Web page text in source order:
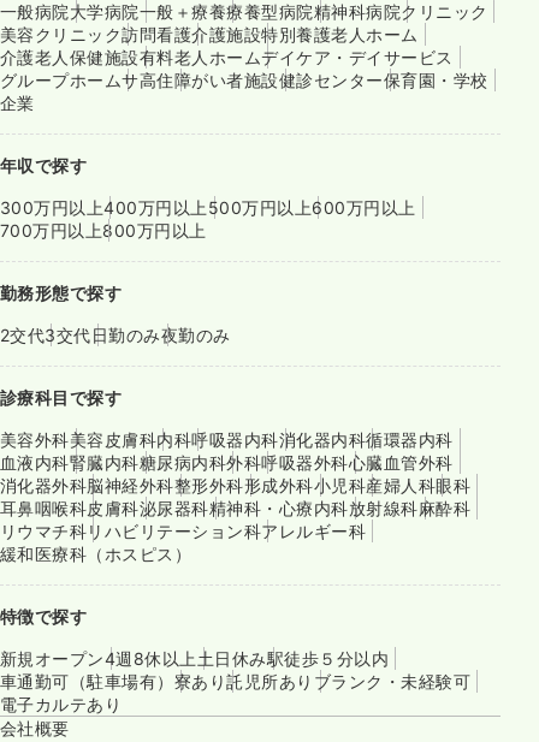
一般病院大学病院一般＋療養療養型病院精神科病院クリニック
美容クリニック訪問看護介護施設特別養護老人ホーム
介護老人保健施設有料老人ホームデイケア・デイサービス
グループホームサ高住障がい者施設健診センター保育園・学校
企業
年収で探す
300万円以上400万円以上 500万円以上600万円以上
700万円以上800万円以上
勤務形態で探す
2交代3交代日勤のみ夜勤のみ
診療科目で探す
美容外科美容皮膚科内科呼吸器内科消化器内科循環器内科
血液内科腎臓内科糖尿病内科外科呼吸器外科心臓血管外科
消化器外科脳神経外科整形外科形成外科小児科産婦人科眼科
耳鼻咽喉科皮膚科泌尿器科精神科・心療内科放射線科麻酔科
リウマチ科リハビリテーション科アレルギー科
緩和医療科（ホスピス）
特徴で探す
新規オープン4週8休以上 土日休み駅徒歩５分以内
車通勤可（駐車場有） 寮あり託児所あり ブランク・未経験可
電子カルテあり
会社概要